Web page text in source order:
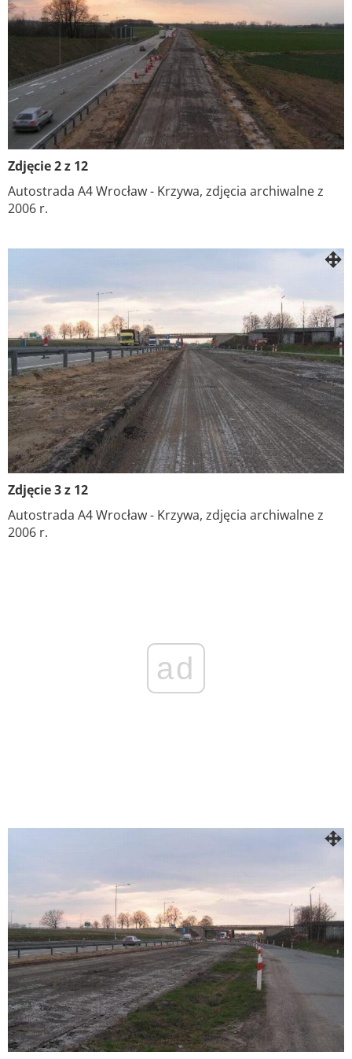
Zdjęcie 2 z 12
Autostrada A4 Wrocław - Krzywa, zdjęcia archiwalne z
2006 r.
Zdjęcie 3 z 12
Autostrada A4 Wrocław - Krzywa, zdjęcia archiwalne z
2006 r.
ad